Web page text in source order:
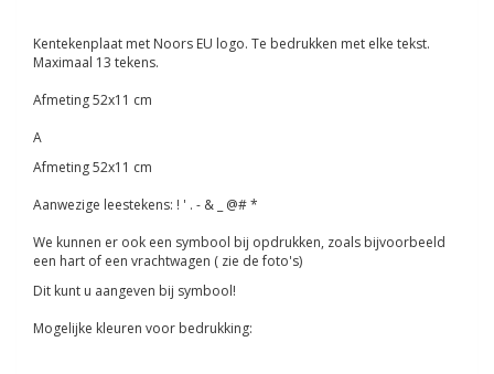
Kentekenplaat met Noors EU logo. Te bedrukken met elke tekst.
Maximaal 13 tekens.
Afmeting 52x11 cm
A
Afmeting 52x11 cm
Aanwezige leestekens: ! ' . - & _ @# *
We kunnen er ook een symbool bij opdrukken, zoals bijvoorbeeld
een hart of een vrachtwagen ( zie de foto's)
Dit kunt u aangeven bij symbool!
Mogelijke kleuren voor bedrukking: